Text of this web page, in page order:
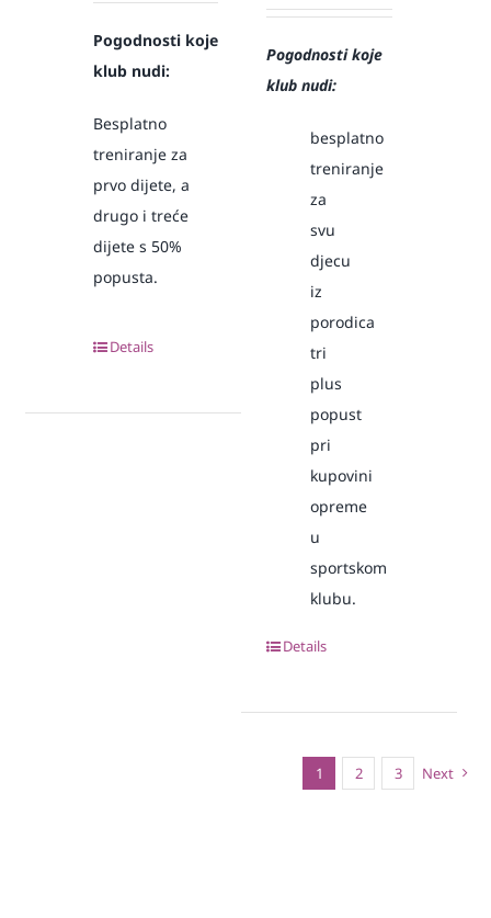
Pogodnosti koje
klub nudi:
Besplatno
treniranje za
prvo dijete, a
drugo i treće
dijete s 50%
popusta.
Details
Pogodnosti koje
klub nudi:
besplatno
treniranje
za
svu
djecu
iz
porodica
tri
plus
popust
pri
kupovini
opreme
u
sportskom
klubu.
Details
1 2 3 Next